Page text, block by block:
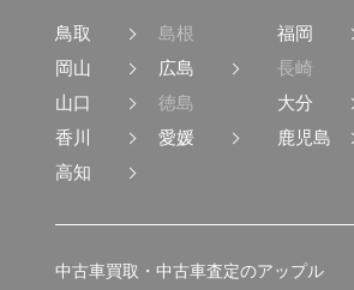
鳥取
島根
岡山
広島
山口
徳島
香川
愛媛
高知
福岡
長崎
大分
鹿児島
中古車買取・中古車査定のアップル